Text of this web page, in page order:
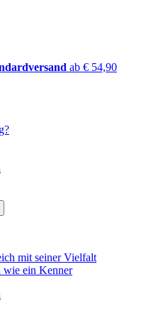
ab € 54,90
mit seiner Vielfalt
wie ein Kenner